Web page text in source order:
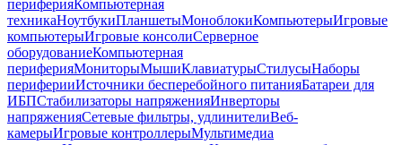
периферияКомпьютерная
техникаНоутбукиПланшетыМоноблокиКомпьютерыИгровые
компьютерыИгровые консолиСерверное
оборудованиеКомпьютерная
периферияМониторыМышиКлавиатурыСтилусыНаборы
периферииИсточники бесперебойного питанияБатареи для
ИБПСтабилизаторы напряженияИнверторы
напряженияСетевые фильтры, удлинителиВеб-
камерыИгровые контроллерыМультимедиа